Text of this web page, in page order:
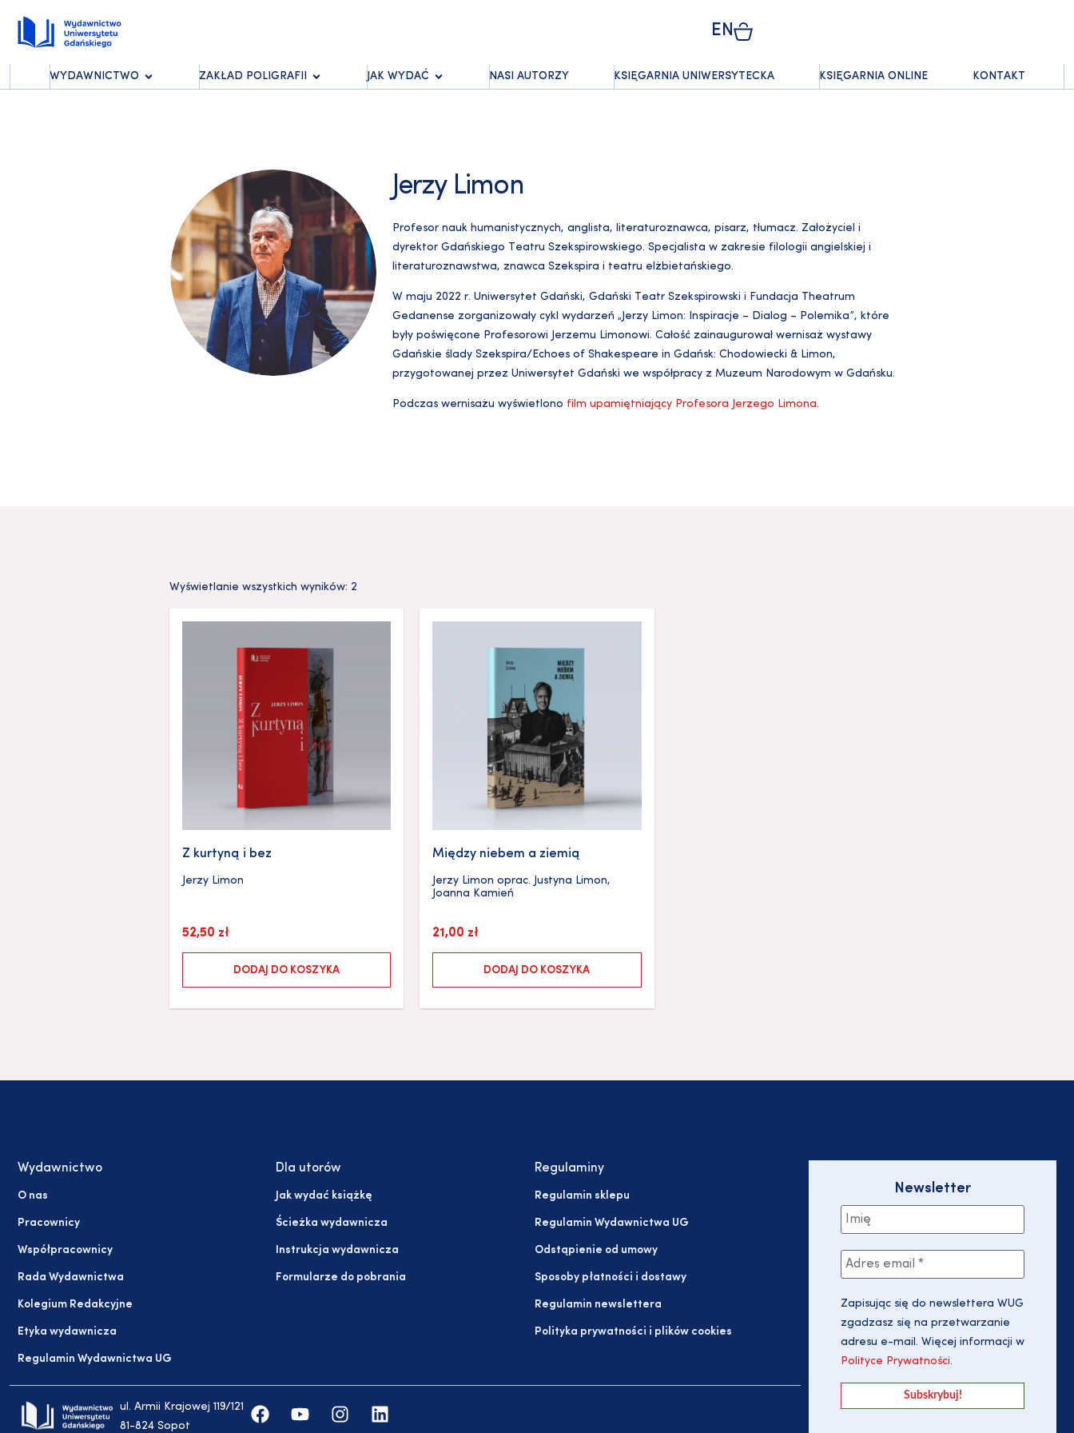
EN
WYDAWNICTWO ZAKŁAD POLIGRAFII JAK WYDAĆ NASI AUTORZY KSIĘGARNIA UNIWERSYTECKA KSIĘGARNIA ONLINE KONTAKT
Jerzy Limon
Profesor nauk humanistycznych, anglista, literaturoznawca, pisarz, tłumacz. Założyciel i
dyrektor Gdańskiego Teatru Szekspirowskiego. Specjalista w zakresie filologii angielskiej i
literaturoznawstwa, znawca Szekspira i teatru elżbietańskiego.
W maju 2022 r. Uniwersytet Gdański, Gdański Teatr Szekspirowski i Fundacja Theatrum
Gedanense zorganizowały cykl wydarzeń „Jerzy Limon: Inspiracje – Dialog – Polemika”, które
były poświęcone Profesorowi Jerzemu Limonowi. Całość zainaugurował wernisaż wystawy
Gdańskie ślady Szekspira/Echoes of Shakespeare in Gdańsk: Chodowiecki & Limon,
przygotowanej przez Uniwersytet Gdański we współpracy z Muzeum Narodowym w Gdańsku.
Podczas wernisażu wyświetlono film upamiętniający Profesora Jerzego Limona.
Wyświetlanie wszystkich wyników: 2
Z kurtyną i bez
Jerzy Limon
52,50 zł
DODAJ DO KOSZYKA
Między niebem a ziemią
Jerzy Limon oprac. Justyna Limon,
Joanna Kamień
21,00 zł
DODAJ DO KOSZYKA
Wydawnictwo
O nas
Pracownicy
Współpracownicy
Rada Wydawnictwa
Kolegium Redakcyjne
Etyka wydawnicza
Regulamin Wydawnictwa UG
Dla utorów
Jak wydać książkę
Ścieżka wydawnicza
Instrukcja wydawnicza
Formularze do pobrania
Regulaminy
Regulamin sklepu
Regulamin Wydawnictwa UG
Odstąpienie od umowy
Sposoby płatności i dostawy
Regulamin newslettera
Polityka prywatności i plików cookies
ul. Armii Krajowej 119/121
81-824 Sopot
Newsletter
Zapisując się do newslettera WUG
zgadzasz się na przetwarzanie
adresu e-mail. Więcej informacji w
Polityce Prywatności.